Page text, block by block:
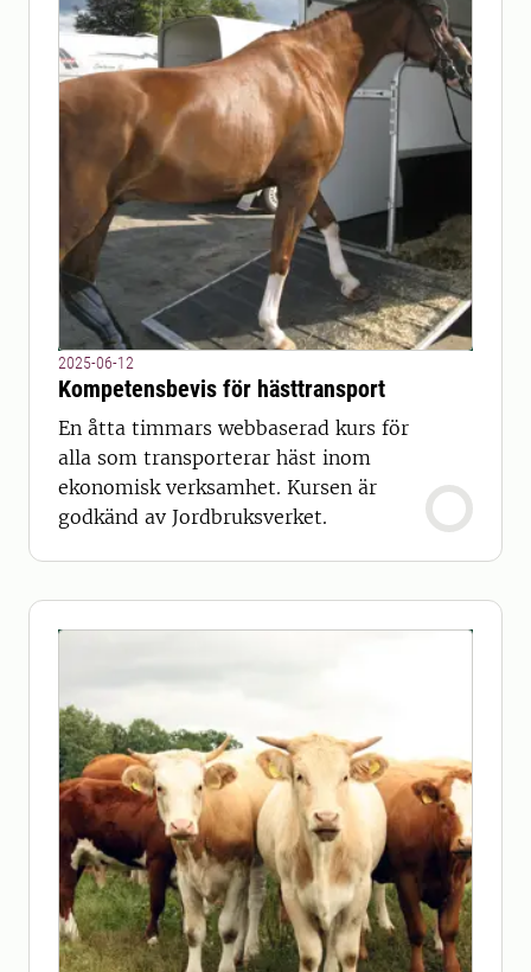
2025-06-12
Kompetensbevis för hästtransport
En åtta timmars webbaserad kurs för
alla som transporterar häst inom
ekonomisk verksamhet. Kursen är
godkänd av Jordbruksverket.